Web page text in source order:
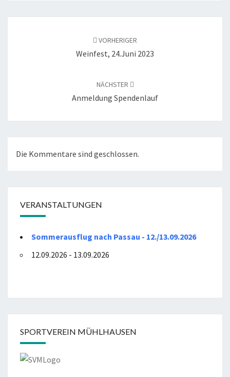
VORHERIGER
Weinfest, 24.Juni 2023
NÄCHSTER
Anmeldung Spendenlauf
Die Kommentare sind geschlossen.
VERANSTALTUNGEN
Sommerausflug nach Passau - 12./13.09.2026
12.09.2026 - 13.09.2026
SPORTVEREIN MÜHLHAUSEN